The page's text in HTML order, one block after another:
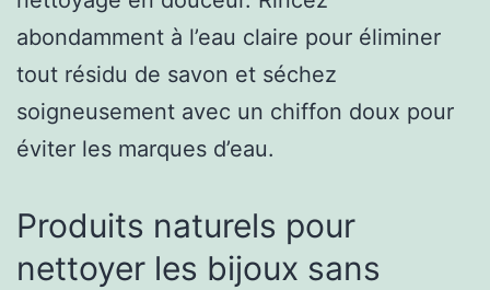
abondamment à l’eau claire pour éliminer
tout résidu de savon et séchez
soigneusement avec un chiffon doux pour
éviter les marques d’eau.
Produits naturels pour
nettoyer les bijoux sans